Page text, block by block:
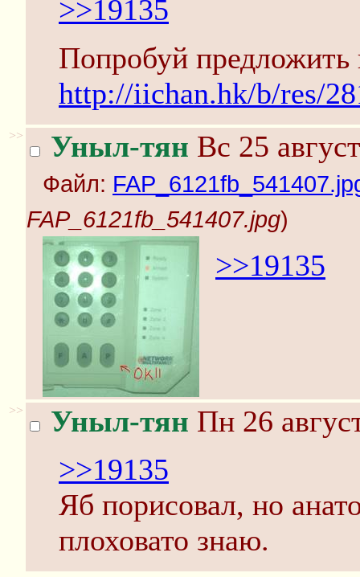
>>19135
Попробуй предложить
http://iichan.hk/b/res/
>> Уныл-тян Вс 25
Файл:
FAP_6121fb_541407.jpg)
>>19135
>> Уныл-тян Пн 26
>>19135
Яб порисовал, но
плоховато знаю.